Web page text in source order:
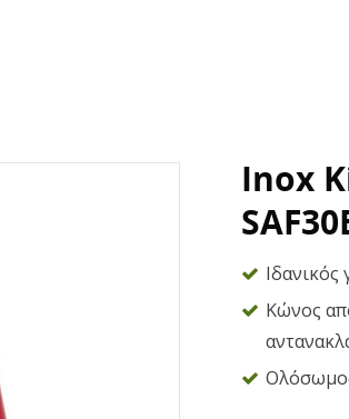
Inox
Ιδανικός
Κώνος